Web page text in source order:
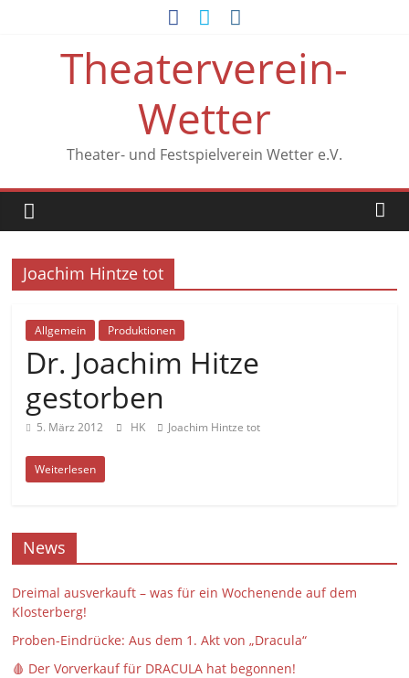
Theaterverein-
Wetter
Theater- und Festspielverein Wetter e.V.
Joachim Hintze tot
Allgemein Produktionen
Dr. Joachim Hitze
gestorben
5. März 2012 HK Joachim Hintze tot
Weiterlesen
News
Dreimal ausverkauft – was für ein Wochenende auf dem
Klosterberg!
Proben-Eindrücke: Aus dem 1. Akt von „Dracula“
🩸 Der Vorverkauf für DRACULA hat begonnen!